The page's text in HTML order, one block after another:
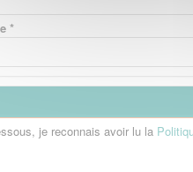
*
je reconnais avoir lu la